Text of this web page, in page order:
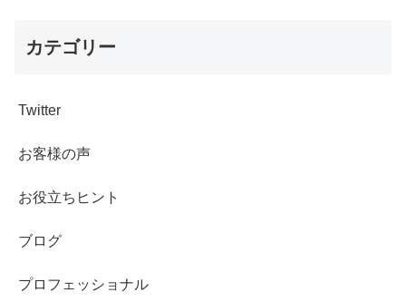
カテゴリー
Twitter
お客様の声
お役立ちヒント
ブログ
プロフェッショナル